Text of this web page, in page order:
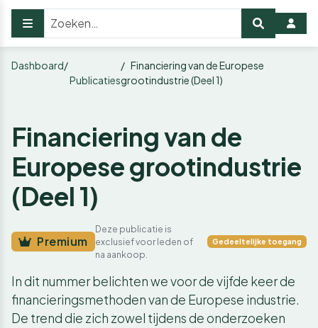
Dashboard
Publicaties
Financiering van de Europese
grootindustrie (Deel 1)
Financiering van de
Europese grootindustrie
(Deel 1)
Premium
Deze publicatie is
exclusief voor leden of
na aankoop.
Gedeeltelijke toegang
In dit nummer belichten we voor de vijfde keer de
financieringsmethoden van de Europese industrie.
De trend die zich zowel tijdens de onderzoeken